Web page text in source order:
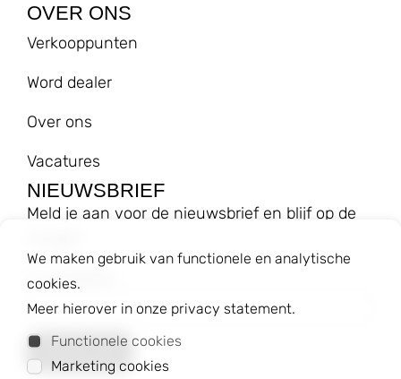
OVER ONS
Verkooppunten
Word dealer
Over ons
Vacatures
NIEUWSBRIEF
Meld je aan voor de nieuwsbrief en blijf op de
E-mailadres
We maken gebruik van functionele en analytische
cookies.
Meer hierover in onze privacy statement.
Functionele cookies
Marketing cookies